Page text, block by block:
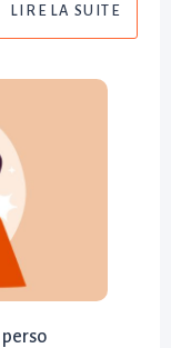
LIRE LA SUITE
perso